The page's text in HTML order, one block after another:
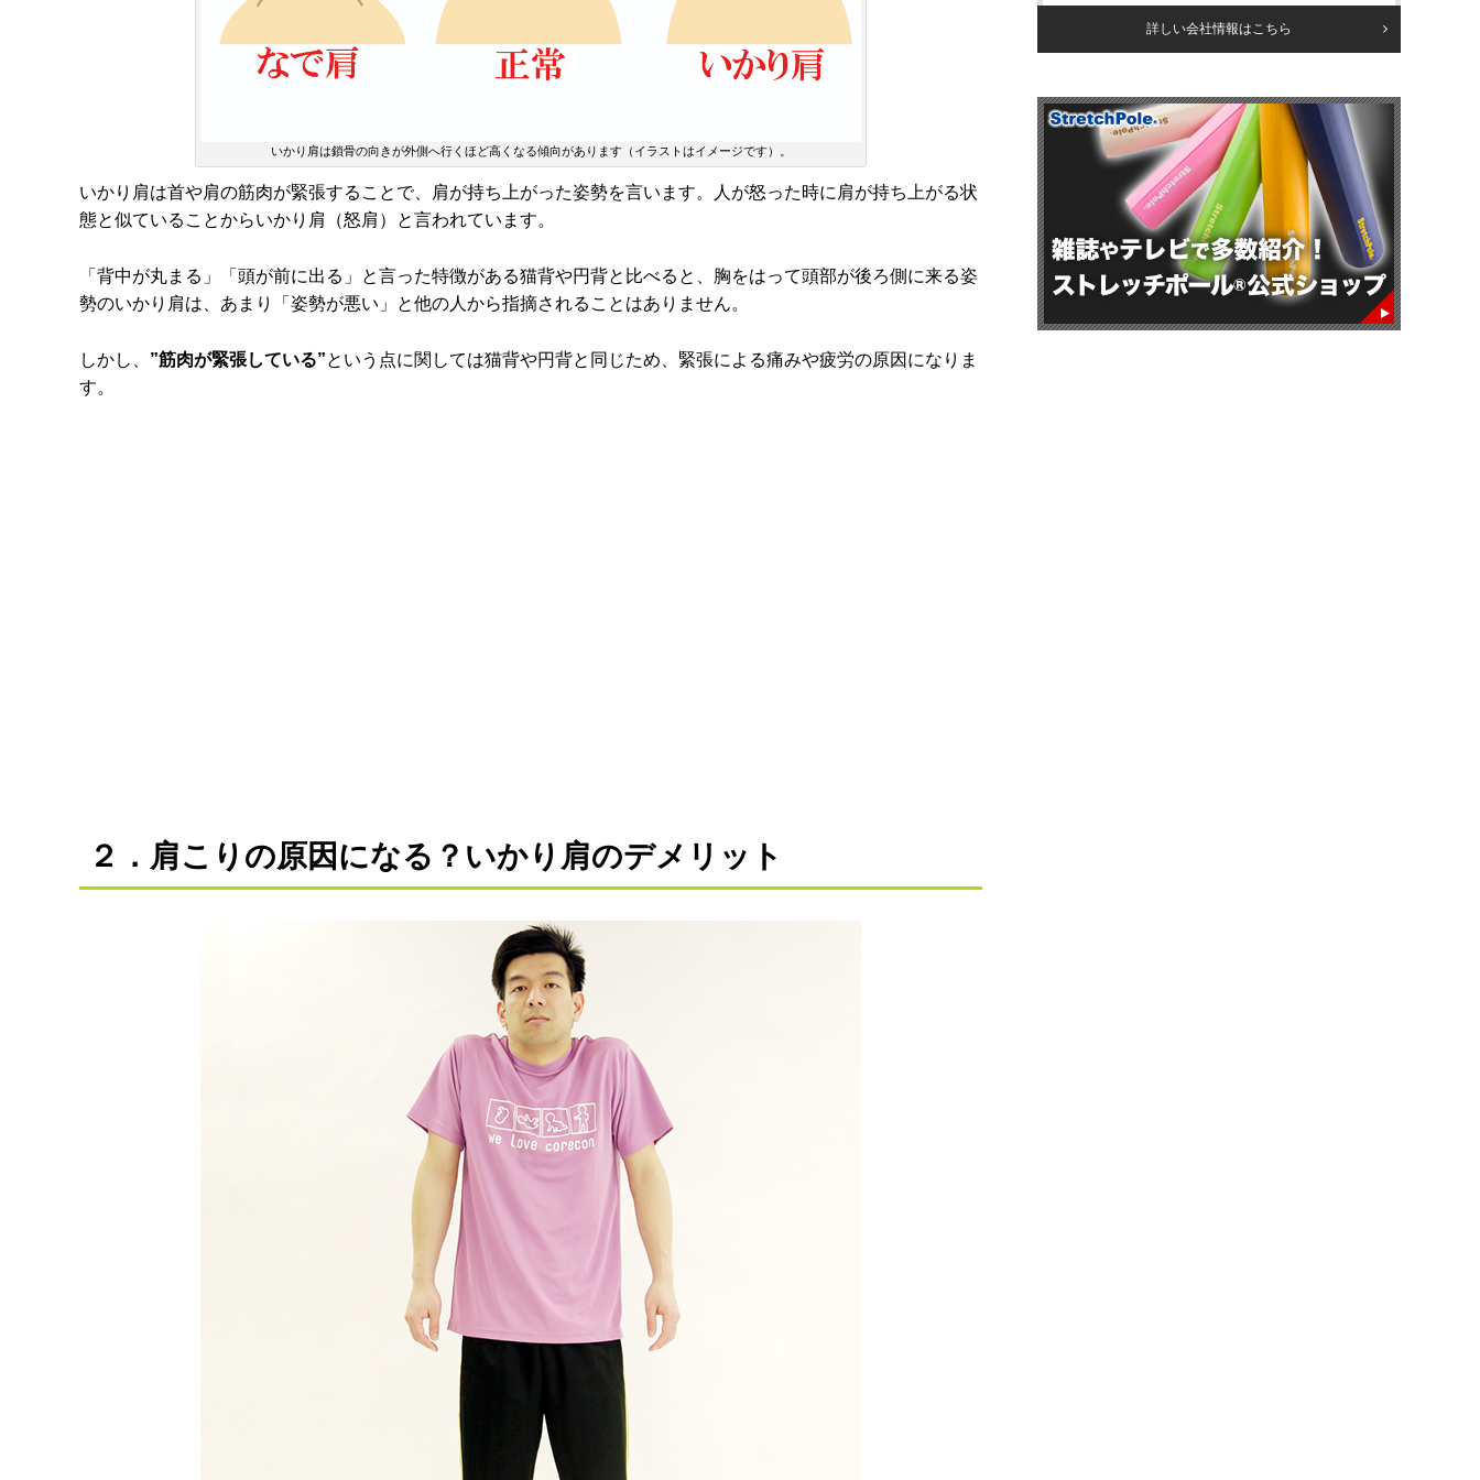
いかり肩は鎖骨の向きが外側へ行くほど高くなる傾向があります（イラストはイメージです）。
いかり肩は首や肩の筋肉が緊張することで、肩が持ち上がった姿勢を言います。人が怒った時に肩が持ち上がる状
態と似ていることからいかり肩（怒肩）と言われています。
「背中が丸まる」「頭が前に出る」と言った特徴がある猫背や円背と比べると、胸をはって頭部が後ろ側に来る姿
勢のいかり肩は、あまり「姿勢が悪い」と他の人から指摘されることはありません。
しかし、 ”筋肉が緊張している”という点に関しては猫背や円背と同じため、緊張による痛みや疲労の原因になりま
す。
２．肩こりの原因になる？いかり肩のデメリット
詳しい会社情報はこちら